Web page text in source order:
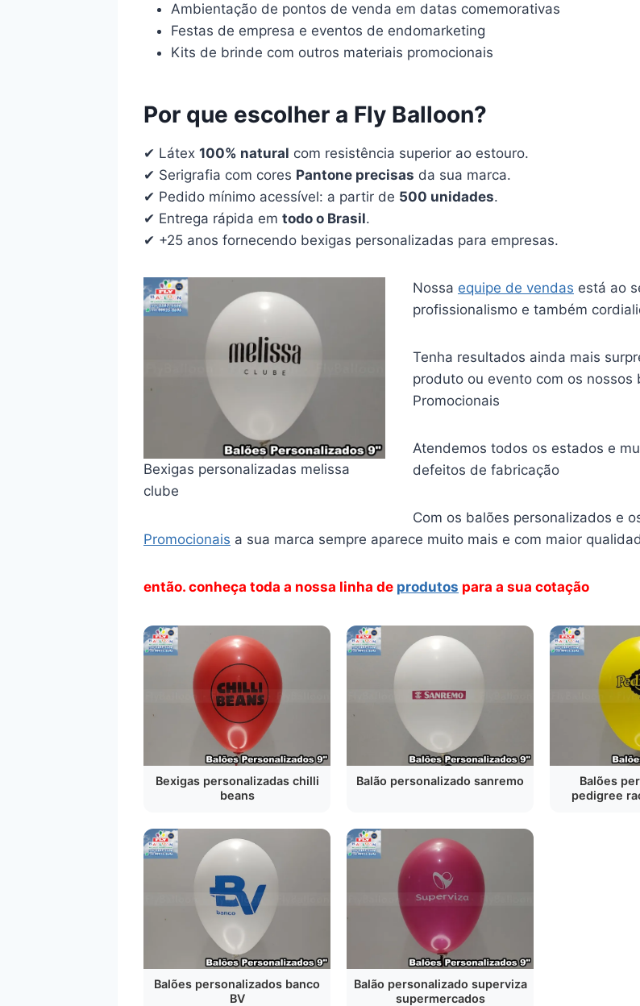
Ambientação de pontos de venda em datas comemorativas
Festas de empresa e eventos de endomarketing
Kits de brinde com outros materiais promocionais
Por que escolher a Fly Balloon?
✔ Látex 100% natural com resistência superior ao estouro.
✔ Serigrafia com cores Pantone precisas da sua marca.
✔ Pedido mínimo acessível: a partir de 500 unidades.
✔ Entrega rápida em todo o Brasil.
✔ +25 anos fornecendo bexigas personalizadas para empresas.
Bexigas personalizadas melissa
clube
Nossa equipe de vendas está ao
profissionalismo e também
Tenha resultados ainda mais
produto ou evento com os
Promocionais
Atendemos todos os estados e
defeitos de fabricação
Com os balões personalizados e
Promocionais a sua marca sempre aparece muito mais e com maior
então. conheça toda a nossa linha de produtos para a sua cotação
Bexigas personalizadas chilli
beans
Balão personalizado sanremo
Balões
pedigree
Balões personalizados banco
BV
Balão personalizado superviza
supermercados